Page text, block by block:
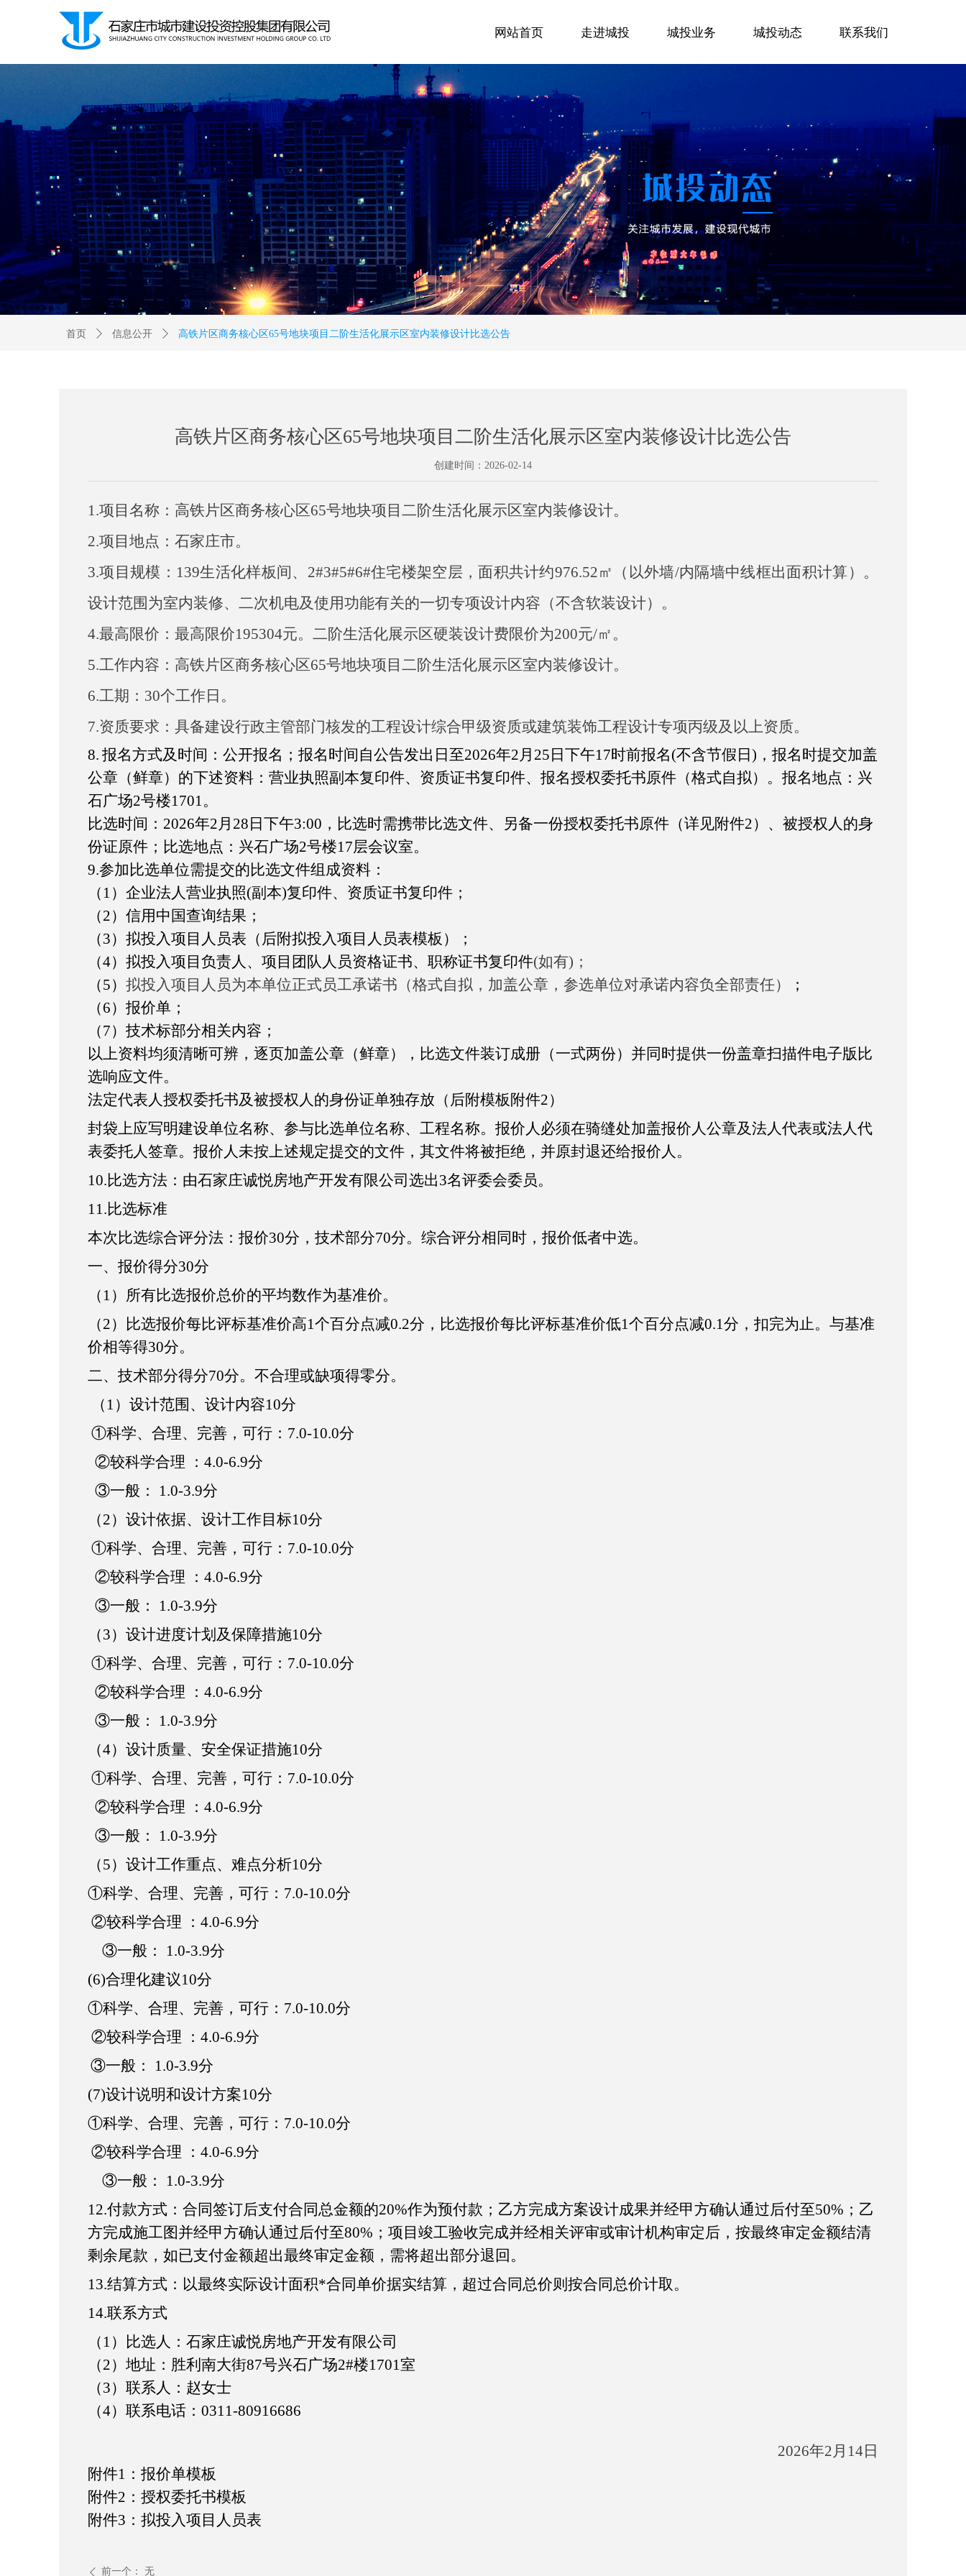
网站首页 走进城投 城投业务 城投动态 联系我们
高铁片区商务核心区65号地块项目二阶生活化展示区室内装修设计比选公告
创建时间： 2026-02-14
1.项目名称： 高铁片区商务核心区65号地块项目二阶生活化展示区室内装修设计。
2.项目地点： 石家庄市。
3.项目规模： 139生活化样板间、2#3#5#6#住宅楼架空层，面积共计约976.52㎡（以外墙/内隔墙中线框出面积计算）。
设计范围为室内装修、二次机电及使用功能有关的一切专项设计内容（不含软装设计）。
4.最高限价： 最高限价195304元。二阶生活化展示区硬装设计费限价为200元/㎡。
5.工作内容： 高铁片区商务核心区65号地块项目二阶生活化展示区室内装修设计。
6.工期： 30个工作日 。
7.资质要求： 具备建设行政主管部门核发的工程设计综合甲级资质或建筑装饰工程设计专项丙级及以上资质。
8. 报名方式及时间：公开报名；报名时间自公告发出日至2026年2月 25 日下午17时前报名(不含节假日) ，报名时提交加盖
公章（鲜章）的下述资料：营业执照副本复印件、 资质证书复印件、 报名授权委托书原件（格式自拟）。报名地点：兴
石广场2号楼1701。
比选时间： 2026年2月 28 日下午3:00 ，比选时需携带比选文件、另备一份授权委托书原件（详见附件2）、被授权人的身
份证原件；比选地点：兴石广场2号楼17层会议室。
9.参加比选单位需提交的比选文件组成资料：
（ 1）企业法人营业执照(副本)复印件、资质证书复印件 ；
（2）信用中国查询结果；
（3）拟投入项目人员表（后附拟投入项目人员表模板）；
（4）拟投入项目负责人、项目团队人员资格证书、职称证书复印件(如有)；
（5） 拟投入项目人员为本单位正式员工承诺书（格式自拟，加盖公章，参选单位对承诺内容负全部责任）
；
（6）报价单；
（7）技术标部分相关内容；
以上资料均须清晰可辨，逐页加盖公章（鲜章），比选文件装订成册（一式两份）并同时提供一份盖章扫描件电子版比
选响应文件。
法定代表人授权委托书及被授权人的身份证单独存放（后附模板附件2）
封袋上应写明建设单位名称、参与比选单位名称、工程名称。报价人必须在骑缝处加盖报价人公章及法人代表或法人代
表委托人签章。报价人未按上述规定提交的文件，其文件将被拒绝，并原封退还给报价人。
10.比选方法：由石家庄诚悦房地产开发有限公司 选出3名评委会委员。
11.比选标准
本次比选综合评分法：报价30分，技术部分70分。综合评分相同时，报价低者中选。
一、报价得分30分
（ 1）所有比选报价总价的平均数作为基准价。
（2）比选报价每比评标基准价高1个百分点减0.2分，比选报价每比评标基准价低1个百分点减0.1分，扣完为止。与基准
价相等得30分。
二、技术部分得分70分。不合理或缺项得零分。
（ 1）设计范围、设计内容10分
①科学、合理、完善，可行：7.0-10.0分
②较科学合理 ：4.0-6.9分
③一般： 1.0-3.9分
（2）设计依据、设计工作目标10分
①科学、合理、完善，可行：7.0-10.0分
②较科学合理 ：4.0-6.9分
③一般： 1.0-3.9分
（3）设计进度计划及保障措施10分
①科学、合理、完善，可行：7.0-10.0分
②较科学合理 ：4.0-6.9分
③一般： 1.0-3.9分
（4）设计质量、安全保证措施10分
①科学、合理、完善，可行：7.0-10.0分
②较科学合理 ：4.0-6.9分
③一般： 1.0-3.9分
（5） 设计工作重点、难点分析10分
①科学、合理、完善，可行：7.0-10.0分
②较科学合理 ：4.0-6.9分
③一般： 1.0-3.9分
(6)合理化建议10分
①科学、合理、完善，可行：7.0-10.0分
②较科学合理 ：4.0-6.9分
③一般： 1.0-3.9分
(7)设计说明和设计方案10分
①科学、合理、完善，可行：7.0-10.0分
②较科学合理 ：4.0-6.9分
③一般： 1.0-3.9分
12.付款方式： 合同签订后支付合同总金额的20%作为预付款；乙方完成方案设计成果并经甲方确认通过后付至50%；乙
方完成施工图并经甲方确认通过后付至80%；项目竣工验收完成并经相关评审或审计机构审定后，按最终审定金额结清
剩余尾款，如已支付金额超出最终审定金额，需将超出部分退回。
13.结算方式： 以最终实际设计面积*合同单价据实结算，超过合同总价则按合同总价计取 。
14.联系方式
（ 1）比选人： 石家庄诚悦房地产开发有限公司
（2）地址：胜利南大街87号兴石广场2#楼1701室
（3）联系人：赵女士
（4）联系电话：0311-80916686
2026年2月 14日
附件1：报价单模板
附件2：授权委托书模板
附件3：拟投入项目人员表
ꄴ 前一个： 无
首页 ꄲ 信息公开 ꄲ 高铁片区商务核心区65号地块项目二阶生活化展示区室内装修设计比选公告